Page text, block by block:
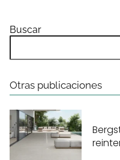
Buscar
Otras publicaciones